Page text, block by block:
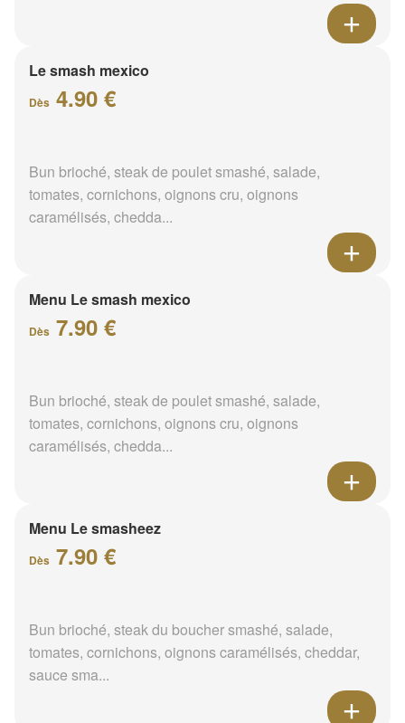
Le smash mexico
Dès 4.90 €
Bun brioché, steak de poulet smashé, salade,
tomates, cornichons, oignons cru, oignons
caramélisés, chedda...
Menu Le smash mexico
Dès 7.90 €
Bun brioché, steak de poulet smashé, salade,
tomates, cornichons, oignons cru, oignons
caramélisés, chedda...
Menu Le smasheez
Dès 7.90 €
Bun brioché, steak du boucher smashé, salade,
tomates, cornichons, oignons caramélisés, cheddar,
sauce sma...